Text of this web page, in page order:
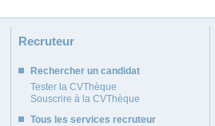
Recruteur
Rechercher un candidat
Tester la CVThèque
Souscrire à la CVThèque
Tous les services recruteur